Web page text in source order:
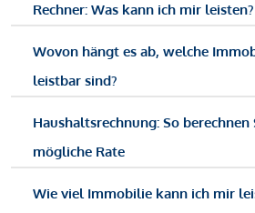
Rechner: Was kann ich mir leisten?
Wovon hängt es ab, welche
leistbar sind?
Haushaltsrechnung: So berechnen
mögliche Rate
Wie viel Immobilie kann ich mir